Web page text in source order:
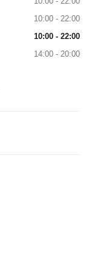
10:00 - 22:00
10:00 - 22:00
14:00 - 20:00